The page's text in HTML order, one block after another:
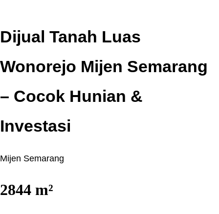
Dijual Tanah Luas
Wonorejo Mijen Semarang
– Cocok Hunian &
Investasi
Mijen Semarang
2844 m²